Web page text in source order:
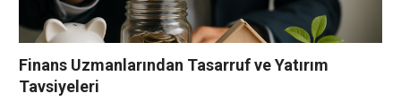
Finans Uzmanlarından Tasarruf ve Yatırım
Tavsiyeleri